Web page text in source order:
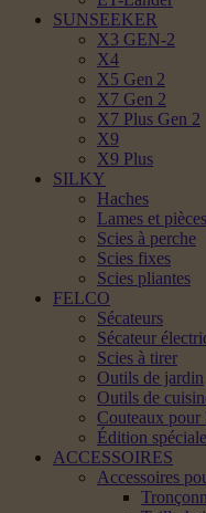
SUNSEEKER
X3 GEN-2
X4
X5 Gen 2
X7 Gen 2
X7 Plus Gen 2
X9
X9 Plus
SILKY
Haches
Lames et pièces
Scies à perche
Scies fixes
Scies pliantes
FELCO
Sécateurs
Sécateur
Scies à tirer
Outils de jardin
Outils de
Couteaux pour
Édition spéciale
ACCESSOIRES
Accessoires